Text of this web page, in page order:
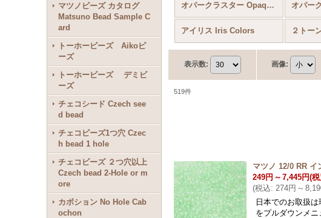
マツノビーズ カタログ
Matsuno Bead Sample C
ard
トーホービーズ Aikoビ
ーズ
トーホービーズ デミビ
ーズ
チェコシード Czech see
d bead
チェコビーズ1つ穴 Czec
h bead 1 hole
チェコビーズ ２つ穴以上
Czech bead 2-Hole or m
ore
カボション No Hole Cab
ochon
オパークラスター Opaque Colors Lustered
アイリス Iris Colors
表示数: 画像:
519件
マツノ 12/0 RR イ
249円 ～ 7,445円(
(税込: 274円 ～
日本でのお取扱
をプルダウンメ